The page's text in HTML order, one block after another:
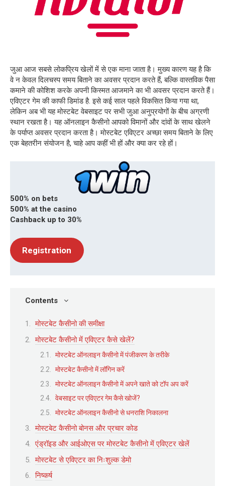
जुआ आज सबसे लोकप्रिय खेलों में से एक माना जाता है। मुख्य कारण यह है कि
वे न केवल दिलचस्प समय बिताने का अवसर प्रदान करते हैं, बल्कि वास्तविक पैसा
कमाने की कोशिश करके अपनी किस्मत आजमाने का भी अवसर प्रदान करते हैं।
एविएटर गेम की काफी डिमांड है. इसे कई साल पहले विकसित किया गया था,
लेकिन अब भी यह मोस्टबेट वेबसाइट पर सभी जुआ अनुप्रयोगों के बीच अग्रणी
स्थान रखता है। यह ऑनलाइन कैसीनो आपको विमानों और दांवों के साथ खेलने
के पर्याप्त अवसर प्रदान करता है। मोस्टबेट एविएटर अच्छा समय बिताने के लिए
एक बेहतरीन संयोजन है, चाहे आप कहीं भी हों और क्या कर रहे हों।
500% on bets
500% at the casino
Cashback up to 30%
Registration
Contents
मोस्टबेट कैसीनो की समीक्षा
मोस्टबेट कैसीनो में एविएटर कैसे खेलें?
मोस्टबेट ऑनलाइन कैसीनो में पंजीकरण के तरीके
मोस्टबेट कैसीनो में लॉगिन करें
मोस्टबेट ऑनलाइन कैसीनो में अपने खाते को टॉप अप करें
वेबसाइट पर एविएटर गेम कैसे खोजें?
मोस्टबेट ऑनलाइन कैसीनो से धनराशि निकालना
मोस्टबेट कैसीनो बोनस और प्रचार कोड
एंड्रॉइड और आईओएस पर मोस्टबेट कैसीनो में एविएटर खेलें
मोस्टबेट से एविएटर का निःशुल्क डेमो
निष्कर्ष